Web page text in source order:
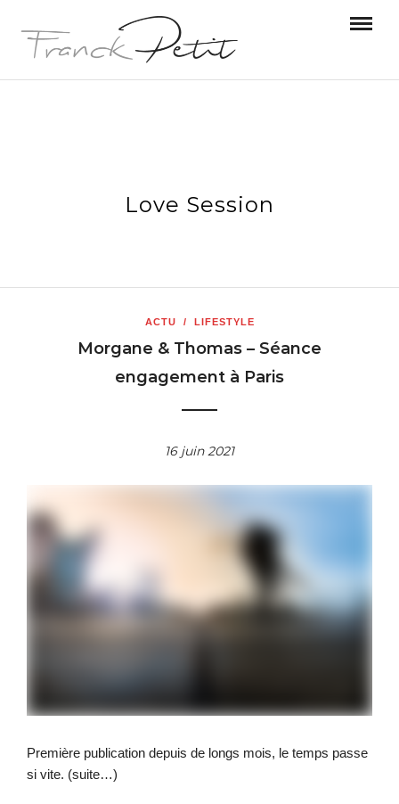
Love Session
ACTU / LIFESTYLE
Morgane & Thomas – Séance
engagement à Paris
16 juin 2021
Première publication depuis de longs mois, le temps passe
si vite. (suite…)